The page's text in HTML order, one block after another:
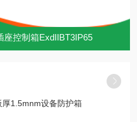
座控制箱ExdIIBT3IP65